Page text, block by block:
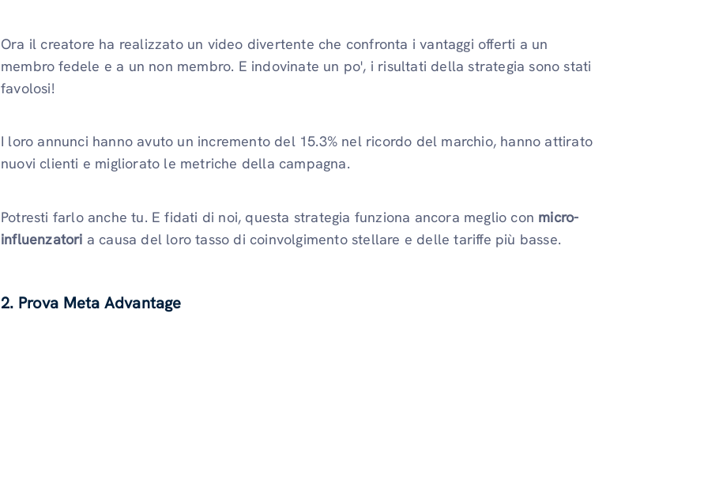
Ora il creatore ha realizzato un video divertente che confronta i vantaggi offerti a un
membro fedele e a un non membro. E indovinate un po', i risultati della strategia sono stati
favolosi!
I loro annunci hanno avuto un incremento del 15.3% nel ricordo del marchio, hanno attirato
nuovi clienti e migliorato le metriche della campagna.
Potresti farlo anche tu. E fidati di noi, questa strategia funziona ancora meglio con micro-
influenzatori a causa del loro tasso di coinvolgimento stellare e delle tariffe più basse.
2. Prova Meta Advantage